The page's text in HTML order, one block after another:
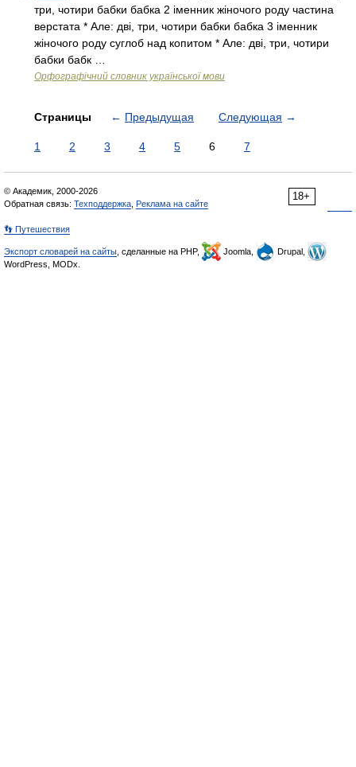
три, чотири бабки бабка 2 іменник жіночого роду частина
верстата * Але: дві, три, чотири бабки бабка 3 іменник
жіночого роду суглоб над копитом * Але: дві, три, чотири
бабки бабк …
Орфографічний словник української мови
Страницы ← Предыдущая Следующая →
1 2 3 4 5 6 7
18+
© Академик, 2000-2026
Обратная связь: Техподдержка Реклама на сайте
👣 Путешествия
Экспорт словарей на сайты , сделанные на PHP, Joomla,
Drupal,
WordPress, MODx.